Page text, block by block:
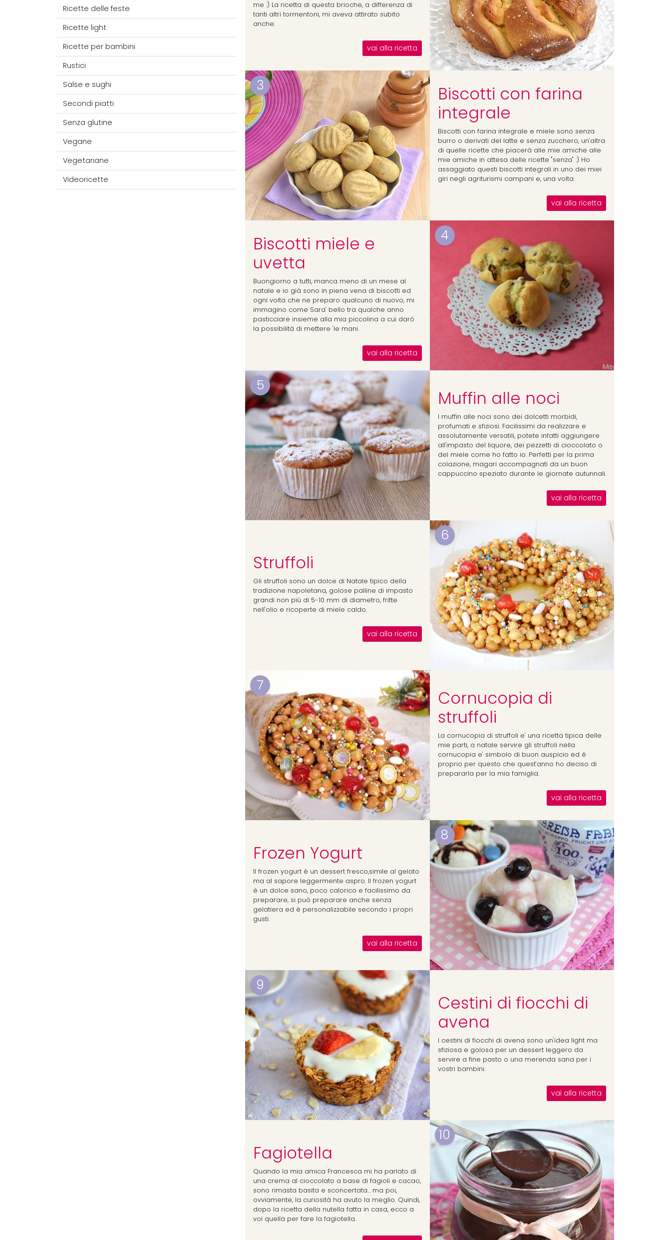
Ricette delle feste
Ricette light
Ricette per bambini
Rustici
Salse e sughi
Secondi piatti
Senza glutine
Vegane
Vegetariane
Videoricette
me :) La ricetta di questa brioche, a differenza di
tanti altri tormentoni, mi aveva attirato subito
anche.
vai alla ricetta
3
Biscotti con farina
integrale
Biscotti con farina integrale e miele sono senza
burro o derivati del latte e senza zucchero, un'altra
di quelle ricette che piacerà alle mie amiche alle
mie amiche in attesa delle ricette "senza" :) Ho
assaggiato questi biscotti integrali in uno dei miei
giri negli agriturismi campani e, una volta.
vai alla ricetta
4
Biscotti miele e
uvetta
Buongiorno a tutti, manca meno di un mese al
natale e io già sono in piena vena di biscotti ed
ogni volta che ne preparo qualcuno di nuovo, mi
immagino come Sara' bello tra qualche anno
pasticciare insieme alla mia piccolina a cui darò
la possibilità di mettere 'le mani.
vai alla ricetta
5
Muffin alle noci
I muffin alle noci sono dei dolcetti morbidi,
profumati e sfiziosi. Facilissimi da realizzare e
assolutamente versatili, potete infatti aggiungere
all'impasto del liquore, dei pezzetti di cioccolato o
del miele come ho fatto io. Perfetti per la prima
colazione, magari accompagnati da un buon
cappuccino speziato durante le giornate autunnali.
vai alla ricetta
6
Struffoli
Gli struffoli sono un dolce di Natale tipico della
tradizione napoletana, golose palline di impasto
grandi non più di 5-10 mm di diametro, fritte
nell'olio e ricoperte di miele caldo.
vai alla ricetta
7
Cornucopia di
struffoli
La cornucopia di struffoli e' una ricetta tipica delle
mie parti, a natale servire gli struffoli nella
cornucopia e' simbolo di buon auspicio ed è
proprio per questo che quest'anno ho deciso di
prepararla per la mia famiglia.
vai alla ricetta
8
Frozen Yogurt
Il frozen yogurt è un dessert fresco,simile al gelato
ma al sapore leggermente aspro. Il frozen yogurt
è un dolce sano, poco calorico e facilissimo da
preparare, si può preparare anche senza
gelatiera ed è personalizzabile secondo i propri
gusti.
vai alla ricetta
9
Cestini di fiocchi di
avena
I cestini di fiocchi di avena sono un'idea light ma
sfiziosa e golosa per un dessert leggero da
servire a fine pasto o una merenda sana per i
vostri bambini.
vai alla ricetta
10
Fagiotella
Quando la mia amica Francesca mi ha parlato di
una crema al cioccolato a base di fagioli e cacao,
sono rimasta basita e sconcertata... ma poi,
ovviamente, la curiosità ha avuto la meglio. Quindi,
dopo la ricetta della nutella fatta in casa, ecco a
voi quella per fare la fagiotella.